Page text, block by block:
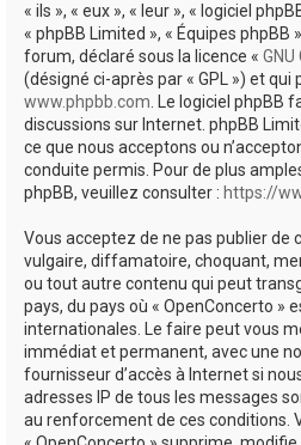
« ils », « eux », « leur », « logiciel
« phpBB Limited », « Équipes phpBB
forum, déclaré sous la licence «
(désigné ci-après par « GPL ») et
www.phpbb.com. Le logiciel phpBB
discussions sur Internet. phpBB
ce que nous acceptons ou
conduite permis. Pour de plus
phpBB, veuillez consulter : https://
Vous acceptez de ne pas publier de
vulgaire, diffamatoire, choquant,
ou tout autre contenu qui peut
pays, du pays où « OpenConcerto »
internationales. Le faire peut vous
immédiat et permanent, avec une
fournisseur d’accès à Internet si
adresses IP de tous les messages
au renforcement de ces conditions.